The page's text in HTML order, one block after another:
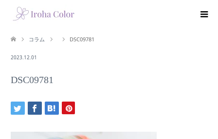
コラム DSC09781
2023.12.01
DSC09781